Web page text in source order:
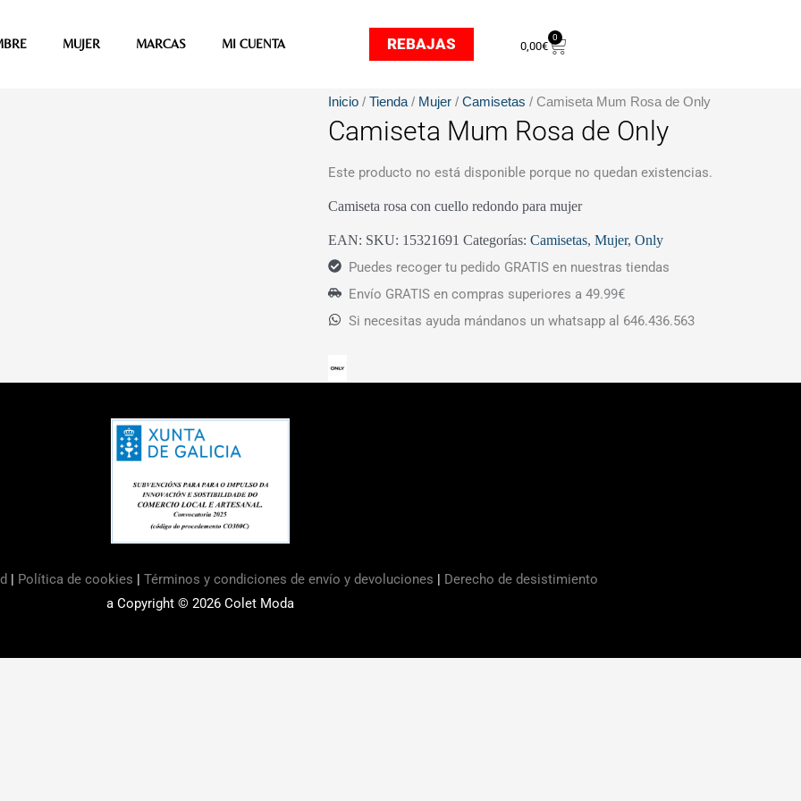
MUJER MARCAS MI CUENTA REBAJAS 0,00€
0
Carrito
Inicio /Tienda / Mujer /Camisetas / Camiseta Mum Rosa de Only
Camiseta Mum Rosa de Only
Este producto no está disponible porque no quedan existencias.
Camiseta rosa con cuello redondo para mujer
EAN: SKU: 15321691 Categorías:Camisetas,Mujer,Only
Puedes recoger tu pedido GRATIS en nuestras tiendas
Envío GRATIS en compras superiores a 49.99€
Si necesitas ayuda mándanos un whatsapp al 646.436.563
| Política de cookies | Términos y condiciones de envío y devoluciones | Derecho de desistimiento
a Copyright © 2026 Colet Moda